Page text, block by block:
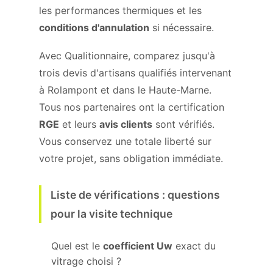
les performances thermiques et les
conditions d'annulation si nécessaire.
Avec Qualitionnaire, comparez jusqu'à
trois devis d'artisans qualifiés intervenant
à Rolampont et dans le Haute-Marne.
Tous nos partenaires ont la certification
RGE et leurs avis clients sont vérifiés.
Vous conservez une totale liberté sur
votre projet, sans obligation immédiate.
Liste de vérifications : questions
pour la visite technique
Quel est le coefficient Uw exact du
vitrage choisi ?